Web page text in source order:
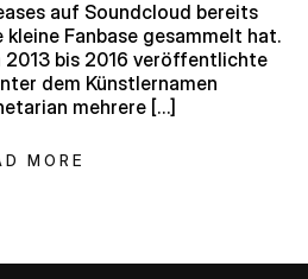
auf Soundcloud bereits
kleine Fanbase gesammelt hat.
2013 bis 2016 veröffentlichte
dem Künstlernamen
mehrere […]
MORE